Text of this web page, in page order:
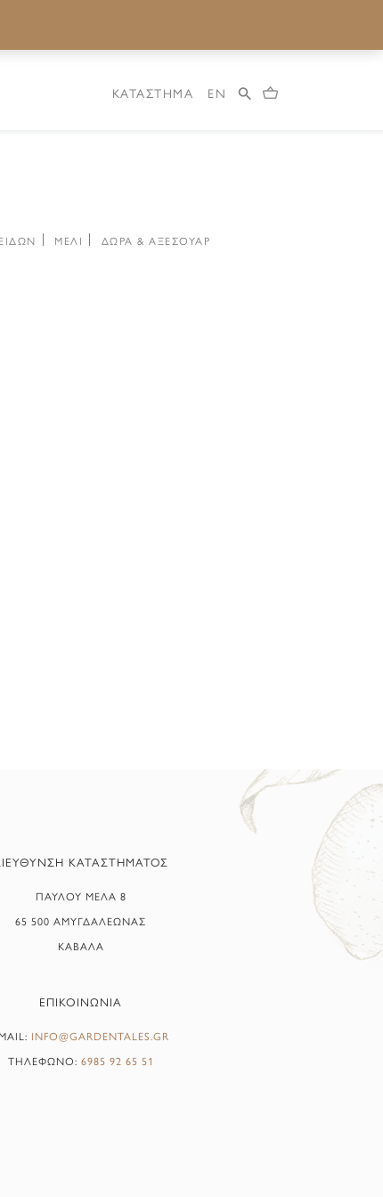
ΚΑΤΑΣΤΗΜΑ EN
ΜΕΛΙ ΔΩΡΑ & ΑΞΕΣΟΥΑΡ
ΚΑΤΑΣΤΗΜΑΤΟΣ
ΠΑΥΛΟΥ ΜΕΛΑ 8
65 500 ΑΜΥΓΔΑΛΕΩΝΑΣ
ΚΑΒΑΛΑ
ΕΠΙΚΟΙΝΩΝΙΑ
INFO@GARDENTALES.GR
ΤΗΛΕΦΩΝΟ: 6985 92 65 51